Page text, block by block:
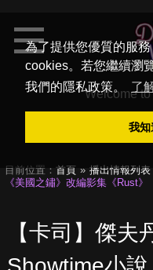
為了提供您優質的服務
cookies。若您繼續瀏
我們的隱私政策。
了
我知
Welcome to
目前位置： 首頁 播出情報列表
《美國之鏽》改編影集《Rust》
【卡司】傑夫